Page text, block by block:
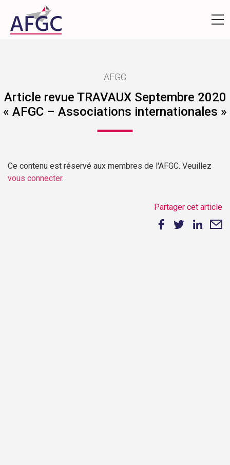
AFGC
Article revue TRAVAUX Septembre 2020
« AFGC – Associations internationales »
Ce contenu est réservé aux membres de l'AFGC. Veuillez
vous connecter.
Partager cet article